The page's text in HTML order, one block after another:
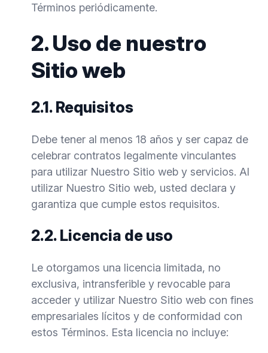
Términos periódicamente.
2. Uso de nuestro
Sitio web
2.1. Requisitos
Debe tener al menos 18 años y ser capaz de
celebrar contratos legalmente vinculantes
para utilizar Nuestro Sitio web y servicios. Al
utilizar Nuestro Sitio web, usted declara y
garantiza que cumple estos requisitos.
2.2. Licencia de uso
Le otorgamos una licencia limitada, no
exclusiva, intransferible y revocable para
acceder y utilizar Nuestro Sitio web con fines
empresariales lícitos y de conformidad con
estos Términos. Esta licencia no incluye: